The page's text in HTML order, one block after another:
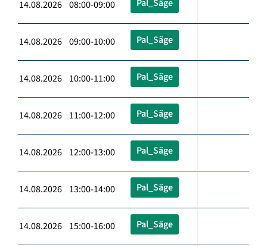
14.08.2026 08:00-09:00 Pal_Säge
14.08.2026 09:00-10:00 Pal_Säge
14.08.2026 10:00-11:00 Pal_Säge
14.08.2026 11:00-12:00 Pal_Säge
14.08.2026 12:00-13:00 Pal_Säge
14.08.2026 13:00-14:00 Pal_Säge
14.08.2026 15:00-16:00 Pal_Säge